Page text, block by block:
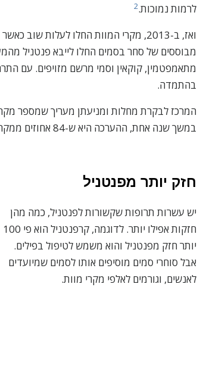
לרמות נמוכות.2
ואז, ב-2013, מקרי המוות החלו לעלות שוב כאשר מעבדות באסיה ייצרו פנטניל בכמויות גדולות.
מבוססים של סחר בסמים החלו לייבא פנטניל
מתאמפטמין, קוקאין וסמי מרשם מזויפים. עם
בהתמדה.
במשך שנה אחת, ההערכה היא ש-84 אחוזים ממקרי המוות מאופיואידים היו קשורים לסם ממשפחת הפנטניל.
חזק יותר מפנטניל
יש עשרות תרופות שקשורות לפנטניל, כמה מהן
חזקות אפילו יותר. לדוגמה, קרפנטניל הוא פי 100
יותר חזק מפנטניל והוא משמש לטיפול בפילים.
אבל סוחרי סמים מוסיפים אותו לסמים שמיועדים
לאנשים, וגורמים לאלפי מקרי מוות.